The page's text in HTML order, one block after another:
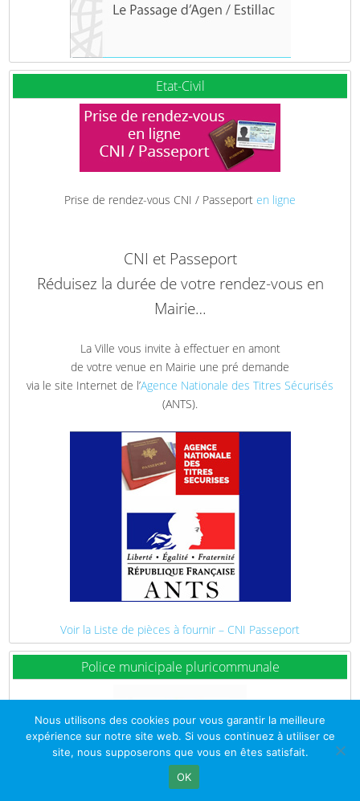
Etat-Civil
Prise de rendez-vous CNI / Passeport en ligne
CNI et Passeport
Réduisez la durée de votre rendez-vous en
Mairie…
La Ville vous invite à effectuer en amont
de votre venue en Mairie une pré demande
via le site Internet de l’Agence Nationale des Titres Sécurisés
(ANTS).
Voir la Liste de pièces à fournir – CNI Passeport
Police municipale pluricommunale
Nous utilisons des cookies pour vous garantir la meilleure
expérience sur notre site web. Si vous continuez à utiliser ce
site, nous supposerons que vous en êtes satisfait.
OK